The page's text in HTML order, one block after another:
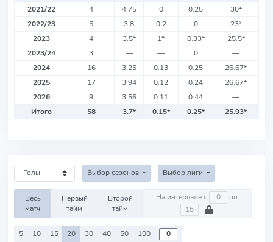
2021/22
4 4.75 0 0.25 30*
2022/23
5 3.8 0.2 0 23*
2023
4 3.5* 1* 0.33* 25.5*
2023/24
3 — — 0
—
2024
16 3.25 0.13 0.25 26.67*
2025
17 3.94 0.12 0.24 26.67*
2026
9 3.56 0.11 0.44
—
Итого
58 3.7* 0.15* 0.25* 25.93*
Выбор сезонов Выбор лиги
Весь
матч
Первый
тайм
Второй
тайм
На интервале с по
5 10 15 20 30 40 50 100